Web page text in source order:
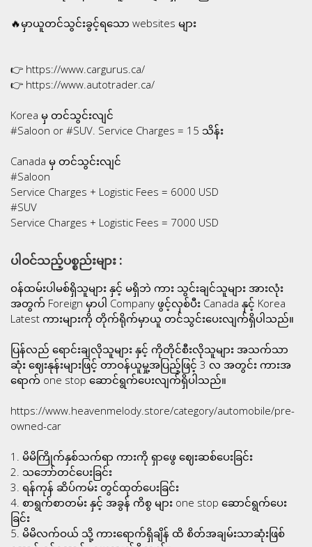
🔥မှာယူတင်သွင်းခွင့်ရသော websites များ
👉 https://www.cargurus.ca/
👉 https://www.autotrader.ca/
Korea မှ တင်သွင်းလျင်
#Saloon or #SUV. Service Charges = 15 သိန်း
Canada မှ တင်သွင်းလျင်
#Saloon
Service Charges + Logistic Fees = 6000 USD
#SUV
Service Charges + Logistic Fees = 7000 USD
ပါဝင်သည့်ပစ္စည်းများ :
ဝန်ထမ်းပါမစ်ရှိသူများ နှင့် မရှိဘဲ ကား သွင်းချင်သူများ အားလုံး
အတွက် Foreign မှာပါ Company ဖွင့်လှစ်ပီး Canada နှင့် Korea
Latest ကားများကို တိုက်ရိုက်မှာယူ တင်သွင်းပေးလျက်ရှိပါသည်။
ပြန်လည် ရောင်းချလိုသူများ နှင့် ကိုတိုင်စီးလိုသူများ အသက်သာ
ဆုံး ဈေးနုန်းများဖြင့် တာဝန်ယူမှု့အပြည့်ဖြင့် 3 လ အတွင်း ကားအ
ရောက် one stop ဆောင်ရွက်ပေးလျက်ရှိပါသည်။
https://www.heavenmelody.store/category/automobile/pre-
owned-car
1. မိမိကြိုက်နှစ်သက်ရာ ကားကို ရှာဖွေ ဈေးဆစ်ပေးခြင်း
2. သဘော်တင်ပေးခြင်း
3. ရန်ကုန် ဆိပ်ကမ်း တွင်ထုတ်ပေးခြင်း
4. စာရွက်စာတမ်း နှင့် အခွန် ကိစွ များ one stop ဆောင်ရွက်ပေး
ခြင်း
5. မိမိလက်ဝယ် သို့ ကားရောက်ရှိချိန် ထိ စိတ်အချမ်းသာဆုံးဖြစ်